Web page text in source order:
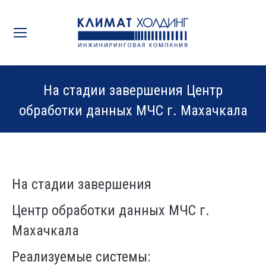
На стадии завершения Центр
обработки данных МЧС г. Махачкала
На стадии завершения
Центр обработки данных МЧС г.
Махачкала
Реализуемые системы: